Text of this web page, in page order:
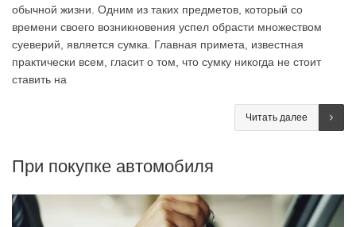
обычной жизни. Одним из таких предметов, который со
времени своего возникновения успел обрасти множеством
суеверий, является сумка. Главная примета, известная
практически всем, гласит о том, что сумку никогда не стоит
ставить на
Читать далее
При покупке автомобиля